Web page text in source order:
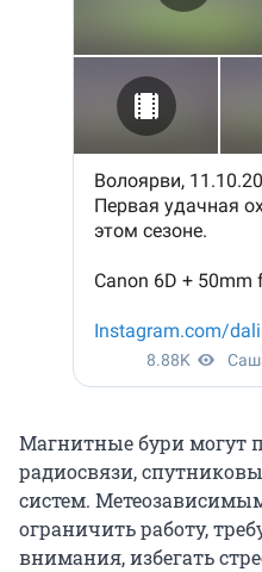
Магнитные бури могут
радиосвязи,
систем.
ограничить работу,
внимания, избегать